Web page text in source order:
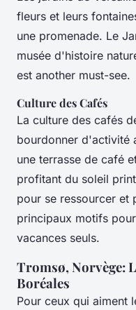
fleurs et leurs
une promenade. Le
musée d'histoire
est another must-see.
Culture des Cafés
La culture des cafés
bourdonner d'activité
une terrasse de café
profitant du soleil
pour se ressourcer et
principaux motifs
vacances seuls.
Tromsø, Norvège:
Boréales
Pour ceux qui aiment